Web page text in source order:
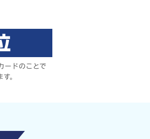
ードのことで
。